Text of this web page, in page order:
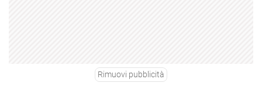
Rimuovi pubblicità